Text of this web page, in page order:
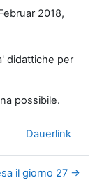
2018,
didattiche per
possibile.
Dauerlink
il giorno 27 →